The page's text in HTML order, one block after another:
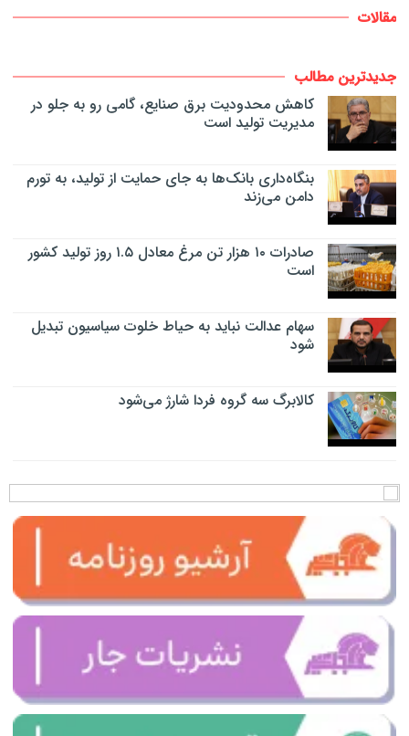
مقالات
جدیدترین مطالب
کاهش محدودیت برق صنایع، گامی رو به جلو در
مدیریت تولید است
بنگاه‌داری بانک‌ها به جای حمایت از تولید، به تورم
دامن می‌زند
صادرات ۱۰ هزار تن مرغ معادل ۱.۵ روز تولید کشور
است
سهام عدالت نباید به حیاط خلوت سیاسیون تبدیل
شود
کالابرگ سه گروه فردا شارژ می‌شود